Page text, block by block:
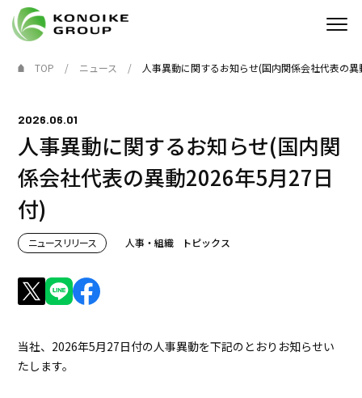
企業情報
ニュース
IR情報
サステナビリティ
採用情報
KONOIKE ジャーナル
プロジェクト
TOP ニュース 人事異動に関するお知らせ(国内関係会社代表の
2026.06.01
人事異動に関するお知らせ(国内関
係会社代表の異動2026年5月27日
付)
ニュースリリース 人事・組織 トピックス
当社、2026年5月27日付の人事異動を下記のとおりお知らせい
たします。